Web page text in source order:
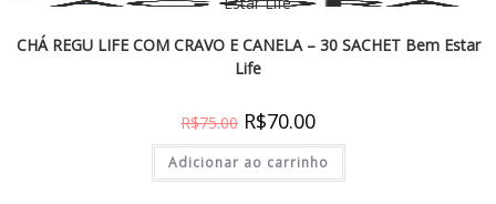
CHÁ REGU LIFE COM CRAVO E CANELA – 30 SACHET Bem Estar
Life
R$75.00 R$70.00
Adicionar ao carrinho